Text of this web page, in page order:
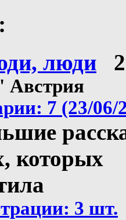
люди
7 (23/06/
которых
3 шт.